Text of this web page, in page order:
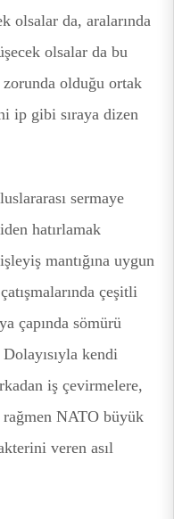
olsalar da, aralarında
olsalar da bu
olduğu ortak
ip gibi sıraya dizen
sermaye
hatırlamak
mantığına uygun
çeşitli
çapında sömürü
kendi
iş çevirmelere,
NATO büyük
veren asıl